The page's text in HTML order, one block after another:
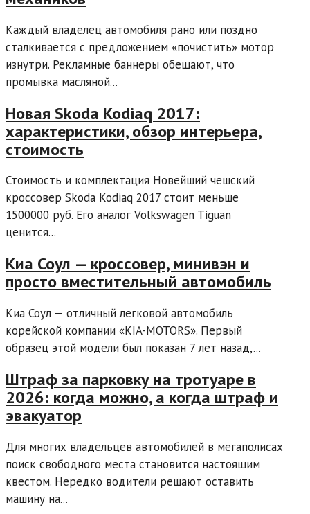
Каждый владелец автомобиля рано или поздно
сталкивается с предложением «почистить» мотор
изнутри. Рекламные баннеры обещают, что
промывка масляной...
Новая Skoda Kodiaq 2017:
характеристики, обзор интерьера,
стоимость
Стоимость и комплектация Новейший чешский
кроссовер Skoda Kodiaq 2017 стоит меньше
1500000 руб. Его аналог Volkswagen Tiguan
ценится...
Киа Соул — кроссовер, минивэн и
просто вместительный автомобиль
Киа Соул — отличный легковой автомобиль
корейской компании «KIA-MOTORS». Первый
образец этой модели был показан 7 лет назад,...
Штраф за парковку на тротуаре в
2026: когда можно, а когда штраф и
эвакуатор
Для многих владельцев автомобилей в мегаполисах
поиск свободного места становится настоящим
квестом. Нередко водители решают оставить
машину на...